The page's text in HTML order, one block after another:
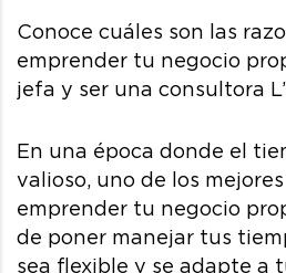
Conoce cuáles son las
emprender tu negocio
jefa y ser una consultora
En una época donde el
valioso, uno de los
emprender tu negocio
de poner manejar tus
sea flexible y se adapte a